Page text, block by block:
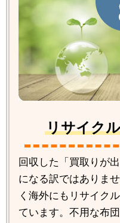
リサイク
回収した「買取りが
になる訳ではありま
く海外にもリサイク
ています。不用な布